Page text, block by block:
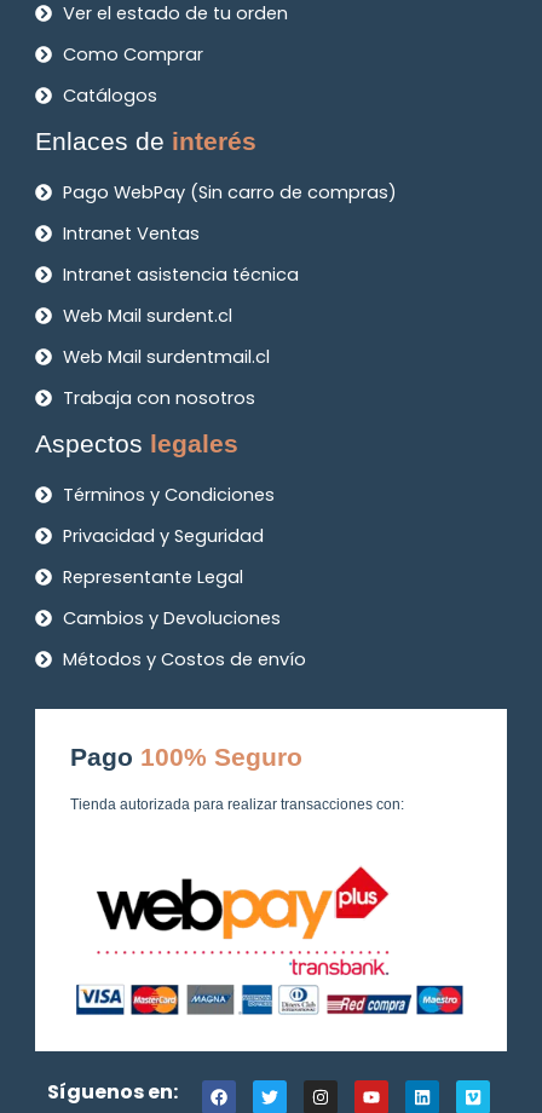
Ver el estado de tu orden
Como Comprar
Catálogos
Enlaces de interés
Pago WebPay (Sin carro de compras)
Intranet Ventas
Intranet asistencia técnica
Web Mail surdent.cl
Web Mail surdentmail.cl
Trabaja con nosotros
Aspectos legales
Términos y Condiciones
Privacidad y Seguridad
Representante Legal
Cambios y Devoluciones
Métodos y Costos de envío
Pago 100% Seguro
Tienda autorizada para realizar transacciones con:
Síguenos en:
F
a
T
w
I
n
Y
o
L
i
V
i